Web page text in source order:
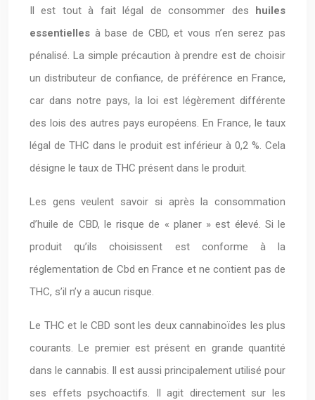
Il est tout à fait légal de consommer des huiles
essentielles à base de CBD, et vous n’en serez pas
pénalisé. La simple précaution à prendre est de choisir
un distributeur de confiance, de préférence en France,
car dans notre pays, la loi est légèrement différente
des lois des autres pays européens. En France, le taux
légal de THC dans le produit est inférieur à 0,2 %. Cela
désigne le taux de THC présent dans le produit.
Les gens veulent savoir si après la consommation
d’huile de CBD, le risque de « planer » est élevé. Si le
produit qu’ils choisissent est conforme à la
réglementation de Cbd en France et ne contient pas de
THC, s’il n’y a aucun risque.
Le THC et le CBD sont les deux cannabinoïdes les plus
courants. Le premier est présent en grande quantité
dans le cannabis. Il est aussi principalement utilisé pour
ses effets psychoactifs. Il agit directement sur les